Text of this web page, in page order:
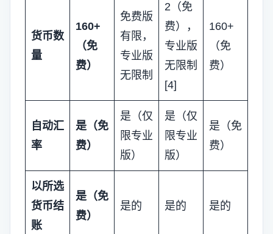
货币数
量
160+
（免
费）
免费版
有限，
专业版
无限制
2（免
费），
专业版
无限制
[4]
160+
（免
费）
自动汇
率
是（免
费）
是（仅
限专业
版）
是（仅
限专业
版）
是（免
费）
以所选
货币结
账
是（免
费）
是的 是的 是的